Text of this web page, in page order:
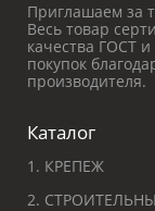
Приглашаем за
Весь товар
качества ГОСТ
покупок
производителя.
Каталог
1. КРЕПЕЖ
2.